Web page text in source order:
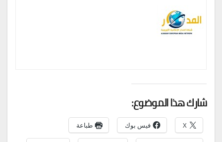
شارك هذا الموضوع:
X فيس بوك طباعة